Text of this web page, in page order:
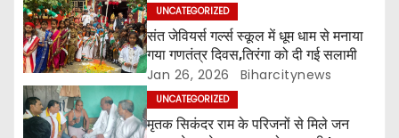
a
v
i
UNCATEGORIZED
संत जेवियर्स गर्ल्स स्कूल में धूम धाम से मनाया
गया गणतंत्र दिवस,तिरंगा को दी गई सलामी
Jan 26, 2026 Biharcitynews
UNCATEGORIZED
मृतक सिकंदर राम के परिजनों से मिले जन